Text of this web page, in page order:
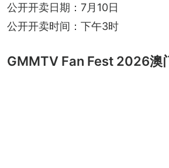
公开开卖日期：7月10日
公开开卖时间：下午3时
GMMTV Fan Fest 2026澳